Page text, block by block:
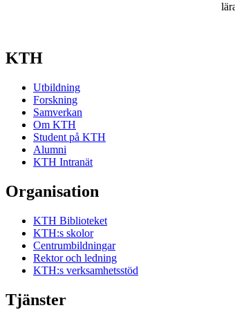
KTH
Utbildning
Forskning
Samverkan
Om KTH
Student på KTH
Alumni
KTH Intranät
Organisation
KTH Biblioteket
KTH:s skolor
Centrumbildningar
Rektor och ledning
KTH:s verksamhetsstöd
Tjänster